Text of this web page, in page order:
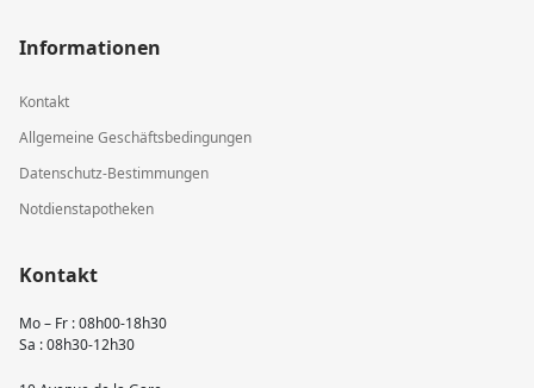
Informationen
Kontakt
Allgemeine Geschäftsbedingungen
Datenschutz-Bestimmungen
Notdienstapotheken
Kontakt
Mo – Fr : 08h00-18h30
Sa : 08h30-12h30